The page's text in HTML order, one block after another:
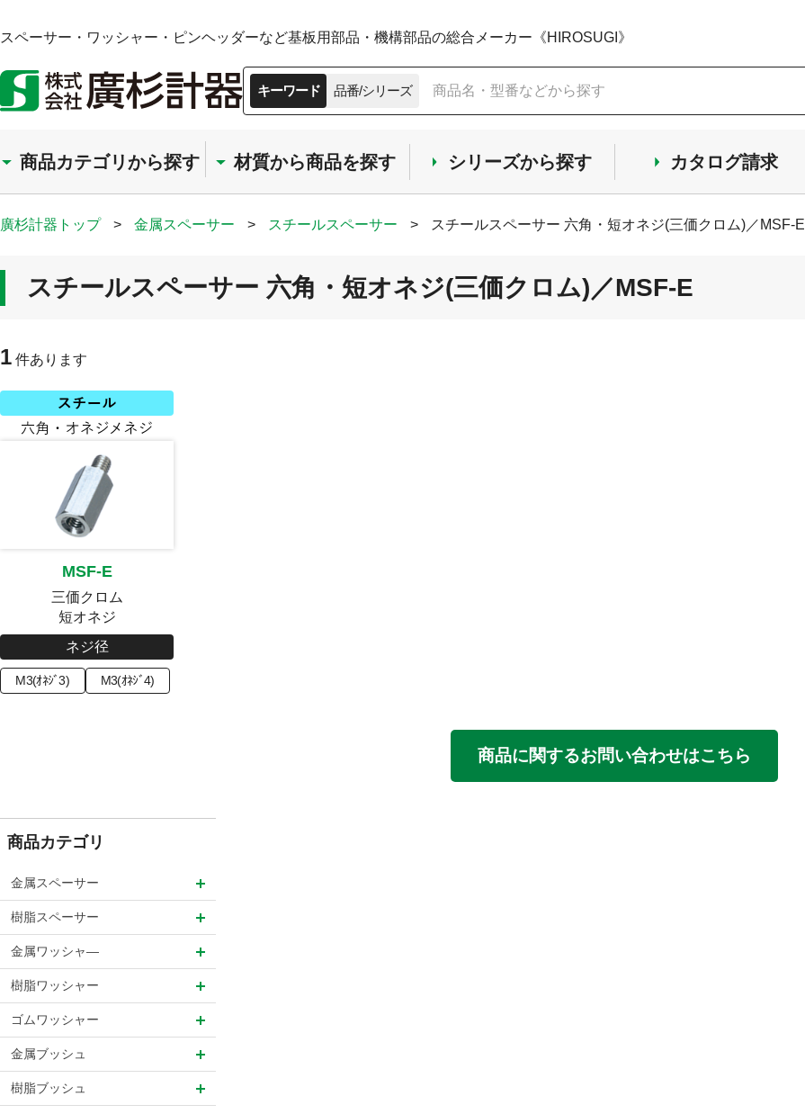
スペーサー・ワッシャー・ピンヘッダーなど基板用部品・機構部品の総合メーカー《HIROSUGI》
キーワード 品番/シリーズ
商品カテゴリから探す 材質から商品を探す シリーズから探す カタログ請求
廣杉計器トップ > 金属スペーサー > スチールスペーサー > スチールスペーサー 六角・短オネジ(三価クロム)／MSF-E
スチールスペーサー 六角・短オネジ(三価クロム)／MSF-E
1 件あります
MSF-E
三価クロム
短オネジ
ネジ径
M3(ｵﾈｼﾞ3) M3(ｵﾈｼﾞ4)
商品に関するお問い合わせはこちら
商品カテゴリ
金属スペーサー
樹脂スペーサー
金属ワッシャ―
樹脂ワッシャー
ゴムワッシャー
金属ブッシュ
樹脂ブッシュ